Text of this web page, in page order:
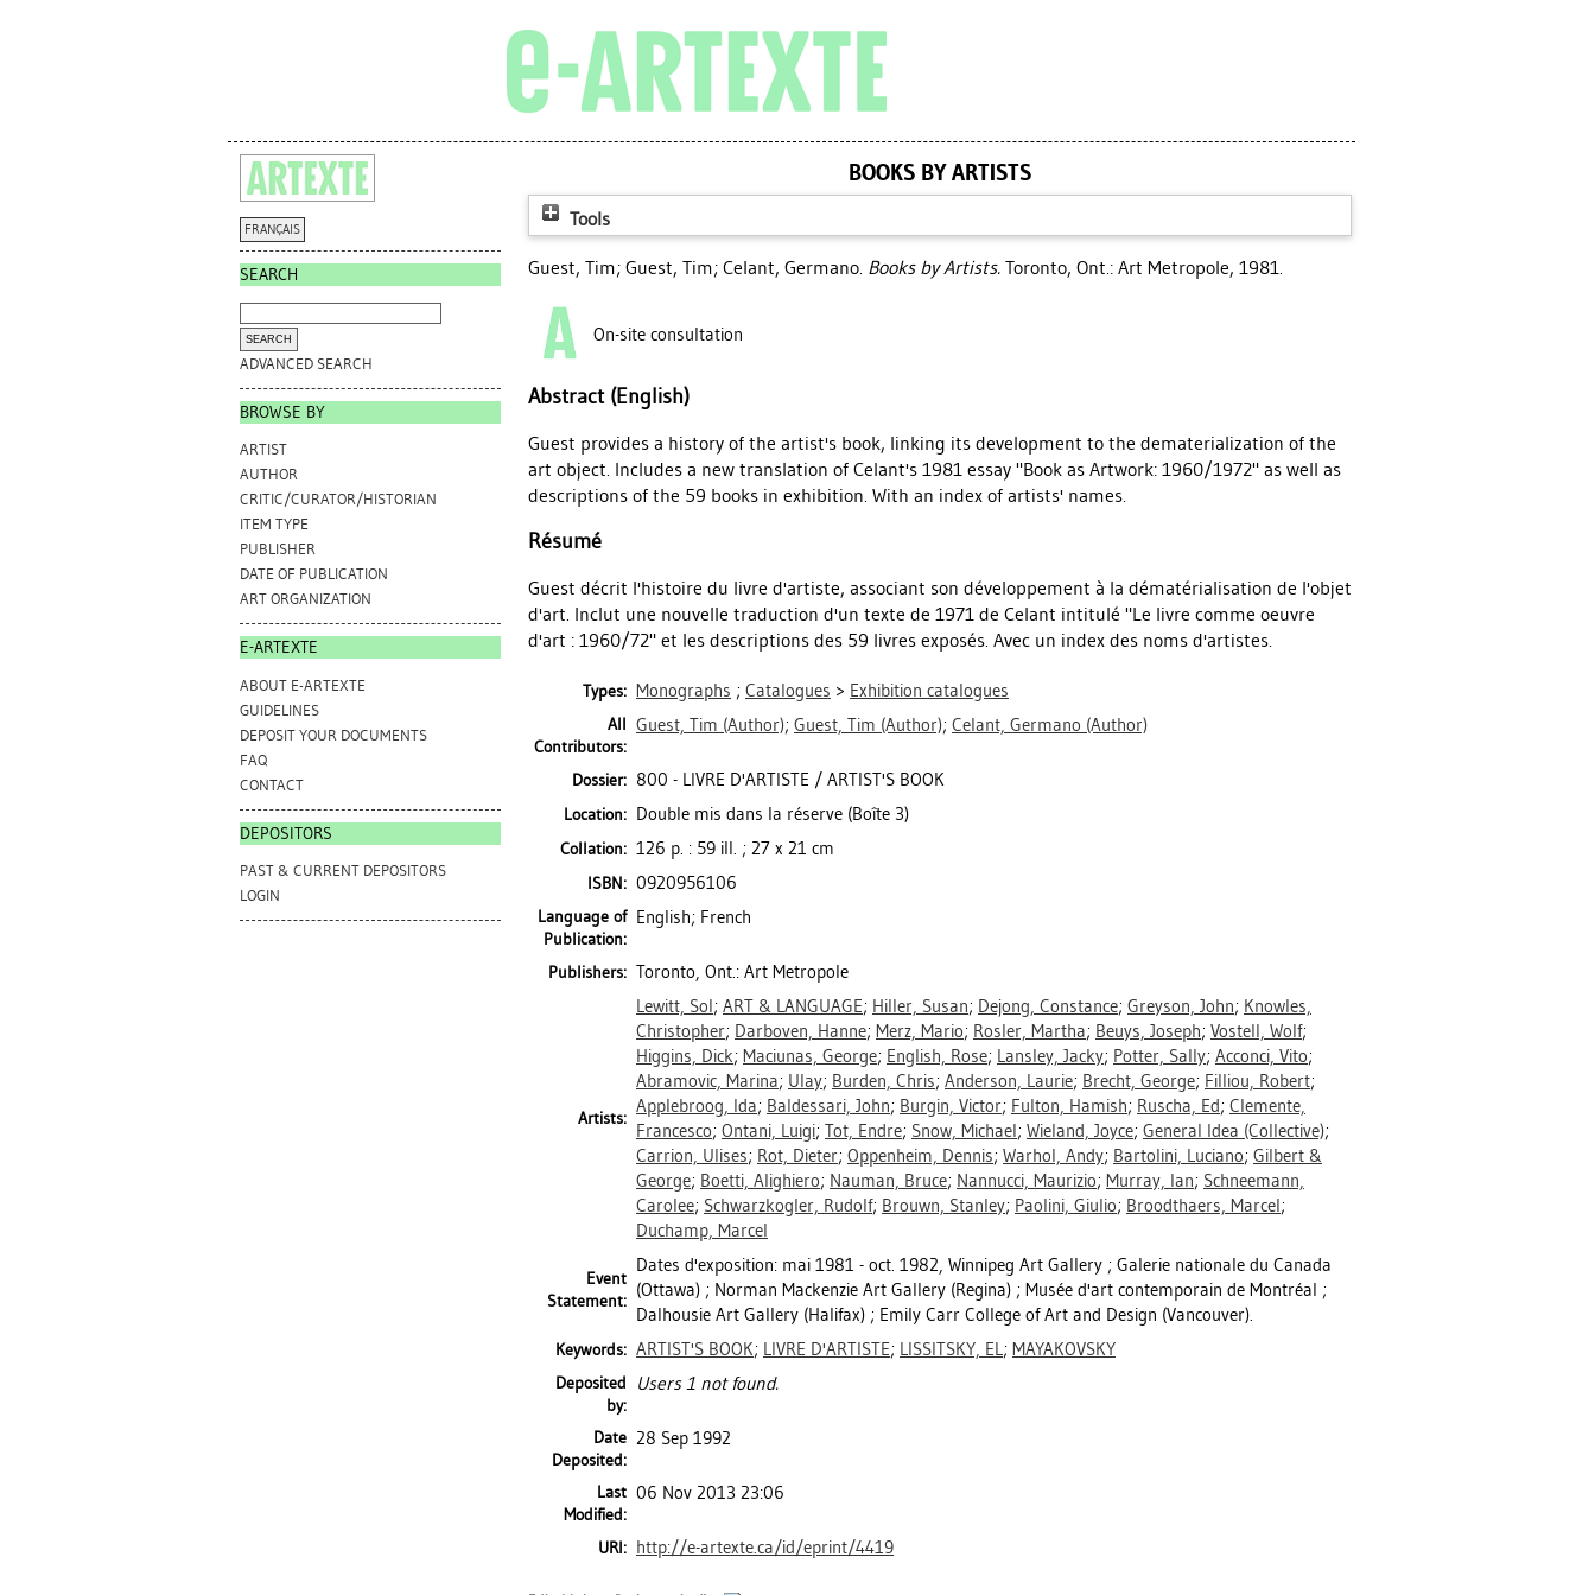
FRANÇAIS
SEARCH
ADVANCED SEARCH
BROWSE BY
ARTIST
AUTHOR
CRITIC/CURATOR/HISTORIAN
ITEM TYPE
PUBLISHER
DATE OF PUBLICATION
ART ORGANIZATION
E-ARTEXTE
ABOUT E-ARTEXTE
GUIDELINES
DEPOSIT YOUR DOCUMENTS
FAQ
CONTACT
DEPOSITORS
PAST & CURRENT DEPOSITORS
LOGIN
BOOKS BY ARTISTS
Tools
Guest, Tim; Guest, Tim; Celant, Germano. Books by Artists. Toronto, Ont.: Art Metropole, 1981.
On-site consultation
Abstract (English)
Guest provides a history of the artist's book, linking its development to the dematerialization of the
art object. Includes a new translation of Celant's 1981 essay "Book as Artwork: 1960/1972" as well as
descriptions of the 59 books in exhibition. With an index of artists' names.
Résumé
Guest décrit l'histoire du livre d'artiste, associant son développement à la dématérialisation de l'objet
d'art. Inclut une nouvelle traduction d'un texte de 1971 de Celant intitulé "Le livre comme oeuvre
d'art : 1960/72" et les descriptions des 59 livres exposés. Avec un index des noms d'artistes.
Types: Monographs ; Catalogues > Exhibition catalogues
All
Contributors:
Guest, Tim (Author); Guest, Tim (Author); Celant, Germano (Author)
Dossier: 800 - LIVRE D'ARTISTE / ARTIST'S BOOK
Location: Double mis dans la réserve (Boîte 3)
Collation: 126 p. : 59 ill. ; 27 x 21 cm
ISBN: 0920956106
Language of
Publication:
English; French
Publishers: Toronto, Ont.: Art Metropole
Artists:
Lewitt, Sol; ART & LANGUAGE; Hiller, Susan; Dejong, Constance; Greyson, John; Knowles,
Christopher; Darboven, Hanne; Merz, Mario; Rosler, Martha; Beuys, Joseph; Vostell, Wolf;
Higgins, Dick; Maciunas, George; English, Rose; Lansley, Jacky; Potter, Sally; Acconci, Vito;
Abramovic, Marina; Ulay; Burden, Chris; Anderson, Laurie; Brecht, George; Filliou, Robert;
Applebroog, Ida; Baldessari, John; Burgin, Victor; Fulton, Hamish; Ruscha, Ed; Clemente,
Francesco; Ontani, Luigi; Tot, Endre; Snow, Michael; Wieland, Joyce; General Idea (Collective);
Carrion, Ulises; Rot, Dieter; Oppenheim, Dennis; Warhol, Andy; Bartolini, Luciano; Gilbert &
George; Boetti, Alighiero; Nauman, Bruce; Nannucci, Maurizio; Murray, Ian; Schneemann,
Carolee; Schwarzkogler, Rudolf; Brouwn, Stanley; Paolini, Giulio; Broodthaers, Marcel;
Duchamp, Marcel
Event
Statement:
Dates d'exposition: mai 1981 - oct. 1982, Winnipeg Art Gallery ; Galerie nationale du Canada
(Ottawa) ; Norman Mackenzie Art Gallery (Regina) ; Musée d'art contemporain de Montréal ;
Dalhousie Art Gallery (Halifax) ; Emily Carr College of Art and Design (Vancouver).
Keywords: ARTIST'S BOOK; LIVRE D'ARTISTE; LISSITSKY, EL; MAYAKOVSKY
Deposited
by:
Users 1 not found.
Date
Deposited:
28 Sep 1992
Last
Modified:
06 Nov 2013 23:06
URI: http://e-artexte.ca/id/eprint/4419